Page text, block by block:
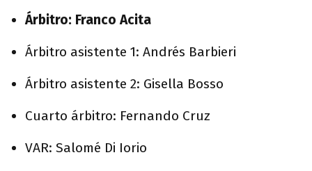
Árbitro: Franco Acita
Árbitro asistente 1: Andrés Barbieri
Árbitro asistente 2: Gisella Bosso
Cuarto árbitro: Fernando Cruz
VAR: Salomé Di Iorio